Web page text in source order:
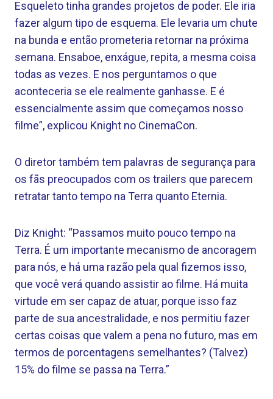
Esqueleto tinha grandes projetos de poder. Ele iria
fazer algum tipo de esquema. Ele levaria um chute
na bunda e então prometeria retornar na próxima
semana. Ensaboe, enxágue, repita, a mesma coisa
todas as vezes. E nos perguntamos o que
aconteceria se ele realmente ganhasse. E é
essencialmente assim que começamos nosso
filme”, explicou Knight no CinemaCon.
O diretor também tem palavras de segurança para
os fãs preocupados com os trailers que parecem
retratar tanto tempo na Terra quanto Eternia.
Diz Knight: “Passamos muito pouco tempo na
Terra. É um importante mecanismo de ancoragem
para nós, e há uma razão pela qual fizemos isso,
que você verá quando assistir ao filme. Há muita
virtude em ser capaz de atuar, porque isso faz
parte de sua ancestralidade, e nos permitiu fazer
certas coisas que valem a pena no futuro, mas em
termos de porcentagens semelhantes? (Talvez)
15% do filme se passa na Terra.”